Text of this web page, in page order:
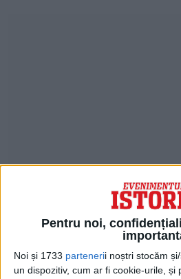
Pentru noi,
Noi și 1733 partenerii noștri stocăm
un dispozitiv, cum ar fi cookie-urile, și
Casa lui Croce din Torino
destinație populară
după război, Amendola
comuniști precum